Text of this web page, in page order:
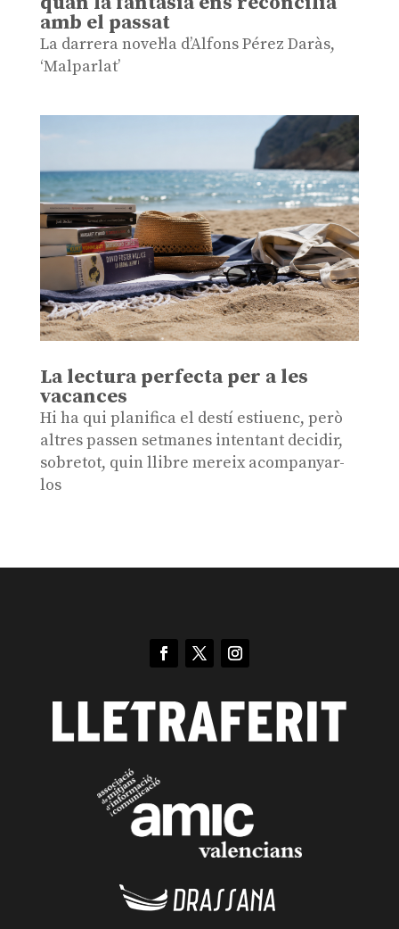
amb el passat
La darrera novel·la d’Alfons Pérez Daràs,
‘Malparlat’
La lectura perfecta per a les
vacances
Hi ha qui planifica el destí estiuenc, però
altres passen setmanes intentant decidir,
sobretot, quin llibre mereix acompanyar-
los